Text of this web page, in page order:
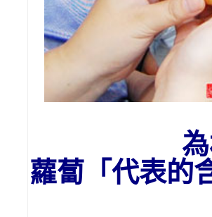
為
蘿蔔「代表的